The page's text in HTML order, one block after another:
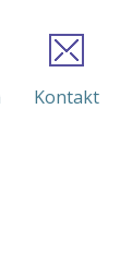
Kontakt